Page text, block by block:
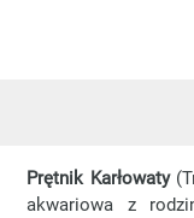
Prętnik Karłowaty
akwariowa z